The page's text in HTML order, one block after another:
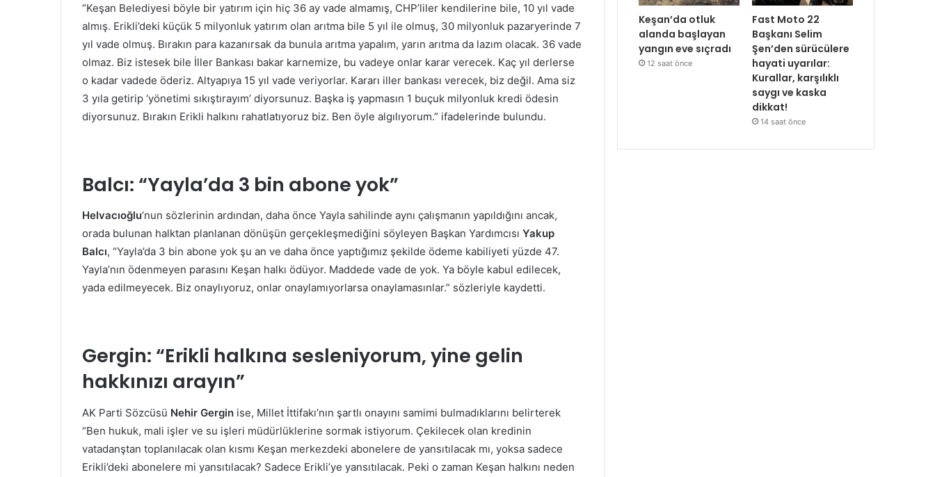
“Keşan Belediyesi böyle bir yatırım için hiç 36 ay vade almamış, CHP’liler kendilerine bile, 10 yıl vade
almış. Erikli’deki küçük 5 milyonluk yatırım olan arıtma bile 5 yıl ile olmuş, 30 milyonluk pazaryerinde 7
yıl vade olmuş. Bırakın para kazanırsak da bunula arıtma yapalım, yarın arıtma da lazım olacak. 36 vade
olmaz. Biz istesek bile İller Bankası bakar karnemize, bu vadeye onlar karar verecek. Kaç yıl derlerse
o kadar vadede öderiz. Altyapıya 15 yıl vade veriyorlar. Kararı iller bankası verecek, biz değil. Ama siz
3 yıla getirip ‘yönetimi sıkıştırayım’ diyorsunuz. Başka iş yapmasın 1 buçuk milyonluk kredi ödesin
diyorsunuz. Bırakın Erikli halkını rahatlatıyoruz biz. Ben öyle algılıyorum.” ifadelerinde bulundu.
Balcı: “Yayla’da 3 bin abone yok”
Helvacıoğlu‘nun sözlerinin ardından, daha önce Yayla sahilinde aynı çalışmanın yapıldığını ancak,
orada bulunan halktan planlanan dönüşün gerçekleşmediğini söyleyen Başkan Yardımcısı Yakup
Balcı, “Yayla’da 3 bin abone yok şu an ve daha önce yaptığımız şekilde ödeme kabiliyeti yüzde 47.
Yayla’nın ödenmeyen parasını Keşan halkı ödüyor. Maddede vade de yok. Ya böyle kabul edilecek,
yada edilmeyecek. Biz onaylıyoruz, onlar onaylamıyorlarsa onaylamasınlar.” sözleriyle kaydetti.
Gergin: “Erikli halkına sesleniyorum, yine gelin
hakkınızı arayın”
AK Parti Sözcüsü Nehir Gergin ise, Millet İttifakı’nın şartlı onayını samimi bulmadıklarını belirterek
“Ben hukuk, mali işler ve su işleri müdürlüklerine sormak istiyorum. Çekilecek olan kredinin
vatadanştan toplanılacak olan kısmı Keşan merkezdeki abonelere de yansıtılacak mı, yoksa sadece
Erikli’deki abonelere mi yansıtılacak? Sadece Erikli’ye yansıtılacak. Peki o zaman Keşan halkını neden
Keşan’da otluk
alanda başlayan
yangın eve sıçradı
12 saat önce
Fast Moto 22
Başkanı Selim
Şen’den sürücülere
hayati uyarılar:
Kurallar, karşılıklı
saygı ve kaska
dikkat!
14 saat önce